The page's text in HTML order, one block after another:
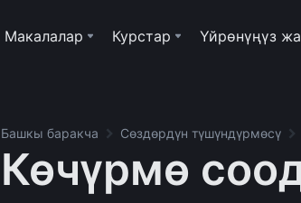
Макалалар Курстар Үйрөнүңүз
Башкы баракча Сөздөрдүн түшүндүрмөсү
Көчүрмө